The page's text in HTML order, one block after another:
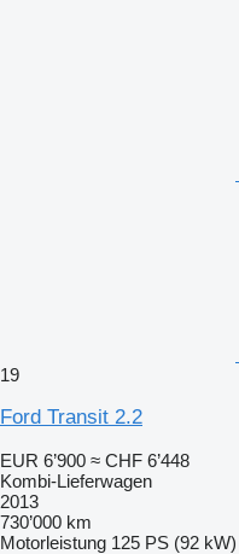
19
Ford Transit 2.2
EUR 6’900 ≈ CHF 6’448
Kombi-Lieferwagen
2013
730’000 km
Motorleistung 125 PS (92 kW)